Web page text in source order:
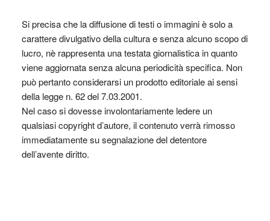
Si precisa che la diffusione di testi o immagini è solo a
carattere divulgativo della cultura e senza alcuno scopo di
lucro, nè rappresenta una testata giornalistica in quanto
viene aggiornata senza alcuna periodicità specifica. Non
può pertanto considerarsi un prodotto editoriale ai sensi
della legge n. 62 del 7.03.2001.
Nel caso si dovesse involontariamente ledere un
qualsiasi copyright d’autore, il contenuto verrà rimosso
immediatamente su segnalazione del detentore
dell’avente diritto.